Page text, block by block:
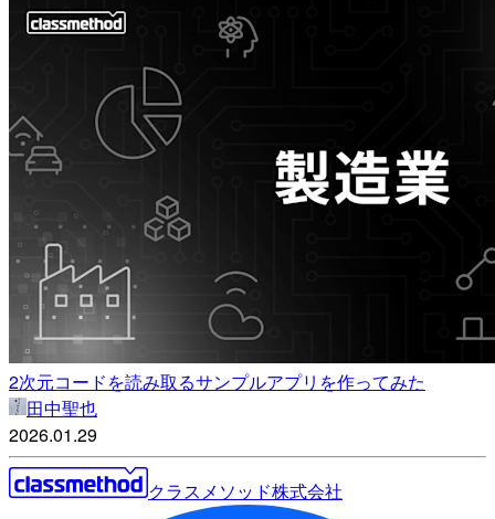
2次元コードを読み取るサンプルアプリを作ってみた
田中聖也
2026.01.29
クラスメソッド株式会社